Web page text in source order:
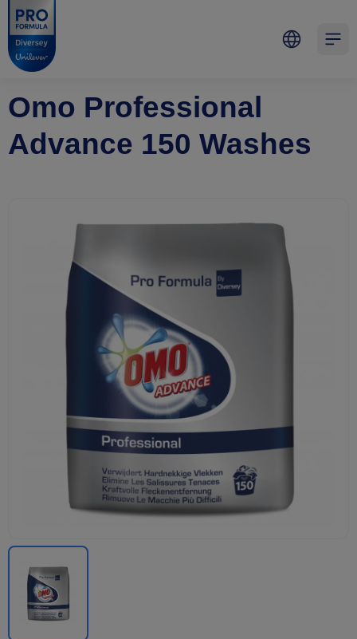
Skip to main content
Skip to navigation
Skip to footer
Pro Formula
Omo Professional
Advance 150 Washes